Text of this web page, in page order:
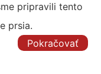
pripravili tento
prsia.
Pokračovať